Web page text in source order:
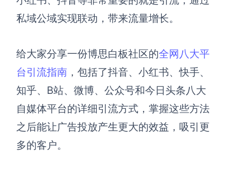
私域公域实现联动， 带来流量增长。
给大家分享一份博思白板社区的全网八大平
台引流指南 ，包括了抖音、小红书、快手、
知乎、B站、微博、公众号和今日头条八大
自媒体平台的详细引流方式，掌握这些方法
之后能让广告投放产生更大的效益，吸引更
多的客户。